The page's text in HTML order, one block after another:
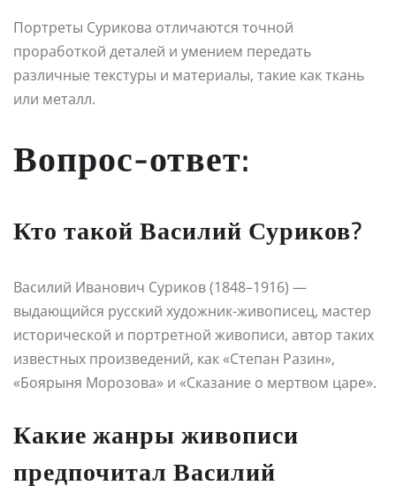
Портреты Сурикова отличаются точной
проработкой деталей и умением передать
различные текстуры и материалы, такие как ткань
или металл.
Вопрос-ответ:
Кто такой Василий Суриков?
Василий Иванович Суриков (1848–1916) —
выдающийся русский художник-живописец, мастер
исторической и портретной живописи, автор таких
известных произведений, как «Степан Разин»,
«Боярыня Морозова» и «Сказание о мертвом царе».
Какие жанры живописи
предпочитал Василий